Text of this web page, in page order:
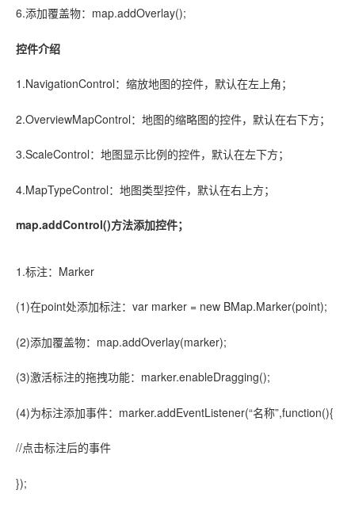
6.添加覆盖物：map.addOverlay();
控件介绍
1.NavigationControl：缩放地图的控件，默认在左上角；
2.OverviewMapControl：地图的缩略图的控件，默认在右下方；
3.ScaleControl：地图显示比例的控件，默认在左下方；
4.MapTypeControl：地图类型控件，默认在右上方；
map.addControl()方法添加控件；
1.标注：Marker
(1)在point处添加标注：var marker = new BMap.Marker(point);
(2)添加覆盖物：map.addOverlay(marker);
(3)激活标注的拖拽功能：marker.enableDragging();
(4)为标注添加事件：marker.addEventListener(“名称”,function(){
//点击标注后的事件
});